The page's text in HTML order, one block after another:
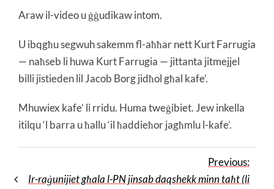
Araw il-video u ġġudikaw intom.
U ibqgħu segwuh sakemm fl-aħħar nett Kurt Farrugia
— naħseb li huwa Kurt Farrugia — jittanta jitmejjel
billi jistieden lil Jacob Borg jidħol għal kafe’.
Mhuwiex kafe’ li rridu. Huma tweġibiet. Jew inkella
itilqu ‘l barra u ħallu ‘il ħaddieħor jagħmlu l-kafe’.
Previous:
Ir-raġunijiet għala l-PN jinsab daqshekk minn taħt (li